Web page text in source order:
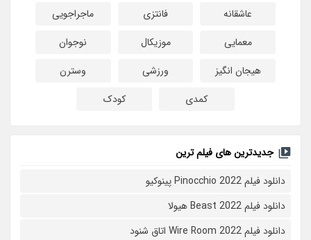
عاشقانه
فانتزی
ماجراجویی
معمایی
موزیکال
نوجوان
هیجان انگیز
ورزشی
وسترن
کمدی
کودک
جدیدترین های فیلم ترین
دانلود فیلم Pinocchio 2022 پینوکیو
دانلود فیلم Beast 2022 هیولا
دانلود فیلم Wire Room 2022 اتاق شنود